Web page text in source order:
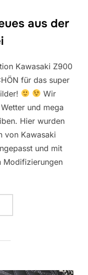
aus der
Kawasaki Z900
für das super
Wir
und mega
Hier wurden
von Kawasaki
und mit
Modifizierungen
Z 900 | NEUES